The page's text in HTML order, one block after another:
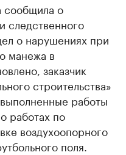
сообщила о
следственного
о нарушениях при
манежа в
заказчик
строительства»
работы
работах по
воздухоопорного
поля.